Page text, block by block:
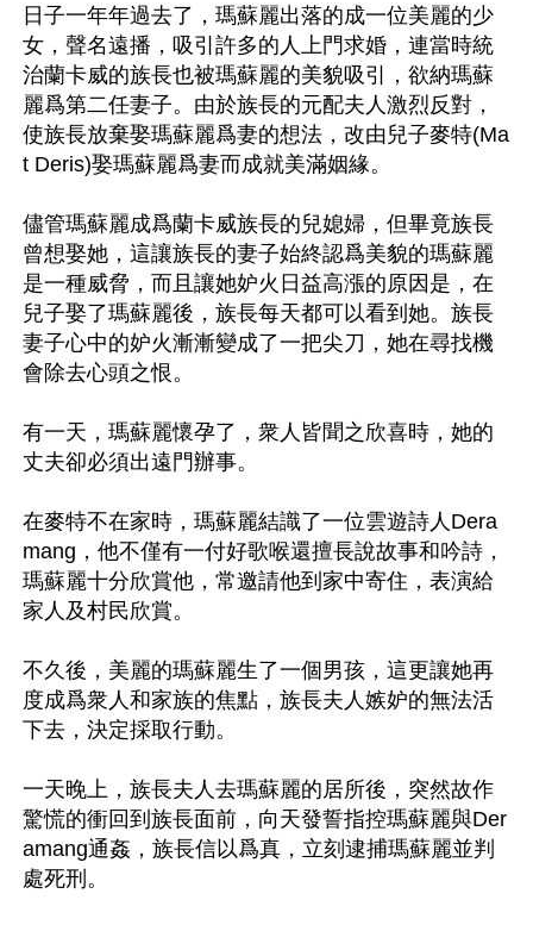
日子一年年過去了，瑪蘇麗出落的成一位美麗的少
女，聲名遠播，吸引許多的人上門求婚，連當時統
治蘭卡威的族長也被瑪蘇麗的美貌吸引，欲納瑪蘇
麗爲第二任妻子。由於族長的元配夫人激烈反對，
使族長放棄娶瑪蘇麗爲妻的想法，改由兒子麥特(Ma
t Deris)娶瑪蘇麗爲妻而成就美滿姻緣。
儘管瑪蘇麗成爲蘭卡威族長的兒媳婦，但畢竟族長
曾想娶她，這讓族長的妻子始終認爲美貌的瑪蘇麗
是一種威脅，而且讓她妒火日益高漲的原因是，在
兒子娶了瑪蘇麗後，族長每天都可以看到她。族長
妻子心中的妒火漸漸變成了一把尖刀，她在尋找機
會除去心頭之恨。
有一天，瑪蘇麗懷孕了，衆人皆聞之欣喜時，她的
丈夫卻必須出遠門辦事。
在麥特不在家時，瑪蘇麗結識了一位雲遊詩人Dera
mang，他不僅有一付好歌喉還擅長說故事和吟詩，
瑪蘇麗十分欣賞他，常邀請他到家中寄住，表演給
家人及村民欣賞。
不久後，美麗的瑪蘇麗生了一個男孩，這更讓她再
度成爲衆人和家族的焦點，族長夫人嫉妒的無法活
下去，決定採取行動。
一天晚上，族長夫人去瑪蘇麗的居所後，突然故作
驚慌的衝回到族長面前，向天發誓指控瑪蘇麗與Der
amang通姦，族長信以爲真，立刻逮捕瑪蘇麗並判
處死刑。